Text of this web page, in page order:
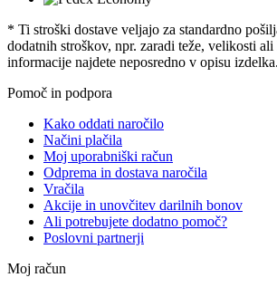
* Ti stroški dostave veljajo za standardno
dodatnih stroškov, npr. zaradi teže, velikosti
informacije najdete neposredno v opisu izdelka.
Pomoč in podpora
Kako oddati naročilo
Načini plačila
Moj uporabniški račun
Odprema in dostava naročila
Vračila
Akcije in unovčitev darilnih bonov
Ali potrebujete dodatno pomoč?
Poslovni partnerji
Moj račun